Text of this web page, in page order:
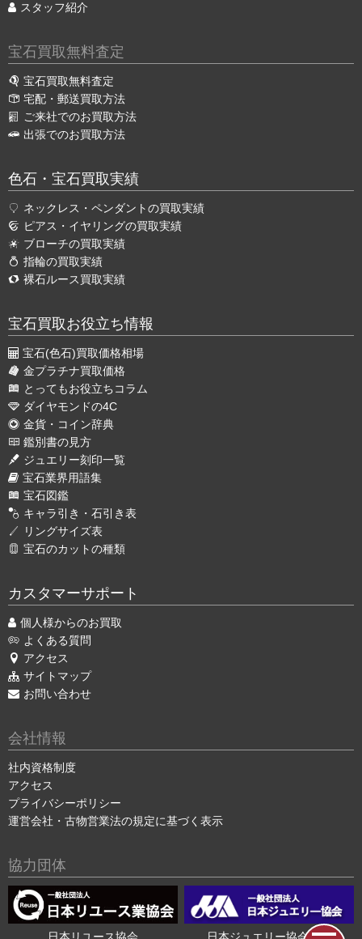
スタッフ紹介
宝石買取無料査定
宝石買取無料査定
宅配・郵送買取方法
ご来社でのお買取方法
出張でのお買取方法
色石・宝石買取実績
ネックレス・ペンダントの買取実績
ピアス・イヤリングの買取実績
ブローチの買取実績
指輪の買取実績
裸石ルース買取実績
宝石買取お役立ち情報
宝石(色石)買取価格相場
金プラチナ買取価格
とってもお役立ちコラム
ダイヤモンドの4C
金貨・コイン辞典
鑑別書の見方
ジュエリー刻印一覧
宝石業界用語集
宝石図鑑
キャラ引き・石引き表
リングサイズ表
宝石のカットの種類
カスタマーサポート
個人様からのお買取
よくある質問
アクセス
サイトマップ
お問い合わせ
会社情報
社内資格制度
アクセス
プライバシーポリシー
運営会社・古物営業法の規定に基づく表示
協力団体